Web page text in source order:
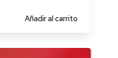
Añadir al carrito